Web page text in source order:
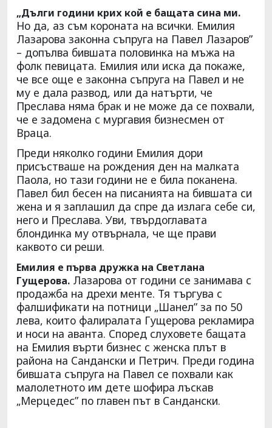
„Дълги години крих кой е бащата сина ми.
Но да, аз съм короната на всички. Емилия
Лазарова законна съпруга на Павел Лазаров”
– допълва бившата половинка на мъжа на
фолк певицата. Емилия или иска да покаже,
че все още е законна съпруга на Павел и не
му е дала развод, или да натърти, че
Преслава няма брак и не може да се похвали,
че е задомена с мургавия бизнесмен от
Враца.
Преди няколко години Емилия дори
присъстваше на рождения ден на малката
Паола, но тази години не е била поканена.
Павел бил бесен на писанията на бившата си
жена и я заплашил да спре да излага себе си,
него и Преслава. Уви, твърдоглавата
блондинка му отвърнала, че ще прави
каквото си реши.
Емилия е първа дружка на Светлана
Гущерова. Лазарова от години се занимава с
продажба на дрехи менте. Тя търгува с
фалшификати на потници „Шанел” за по 50
лева, които фалиралата Гущерова рекламира
и носи на аванта. Според слуховете бащата
на Емилия върти бизнес с женска плът в
района на Сандански и Петрич. Преди година
бившата съпруга на Павел се похвали как
малолетното им дете шофира лъскав
„Мерцедес” по главен път в Сандански.